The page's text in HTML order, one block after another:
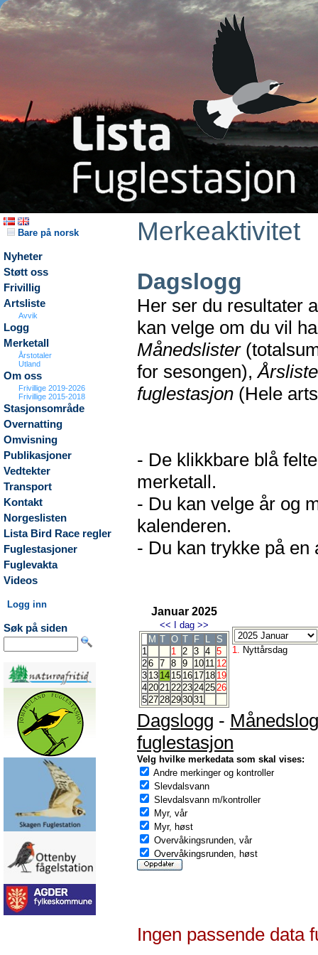
Bare på norsk
Nyheter
Støtt oss
Frivillig
Artsliste
Avvik
Logg
Merketall
Årstotaler
Utland
Om oss
Frivillige 2019-2026
Frivillige 2015-2018
Stasjonsområde
Overnatting
Omvisning
Publikasjoner
Vedtekter
Transport
Kontakt
Norgeslisten
Lista Bird Race regler
Fuglestasjoner
Fuglevakta
Videos
Logg inn
Søk på siden
Merkeaktivitet
Dagslogg
Her ser du resultater
kan velge om du vil
Månedslister
for sesongen),
fuglestasjon (Hele
- De klikkbare blå
merketall.
- Du kan velge år og
kalenderen.
- Du kan trykke på en
Januar 2025
<< I dag >>
M T O T F L
S
1
1 2 3 4 5
26 7 8 9 10 11 12
3 13 14 15 16 17 18 19
420212223242526
52728293031
1. Nyttårsdag
Dagslogg -
fuglestasjon
Velg hvilke merkedata som skal vises:
Andre merkinger og kontroller
Slevdalsvann
Slevdalsvann m/kontroller
Myr, vår
Myr, høst
Overvåkingsrunden, vår
Overvåkingsrunden, høst
Ingen passende data